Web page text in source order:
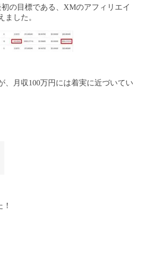
の目標である、XMのアフィリエイ
ました。
、月収100万円には着実に近づいてい